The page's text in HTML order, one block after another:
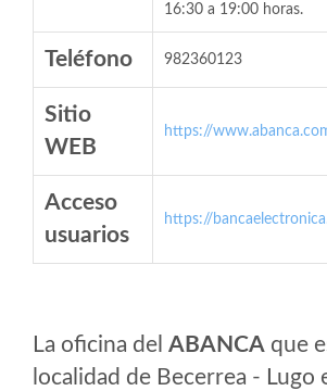
16:30 a 19:00 horas.
Teléfono 982360123
Sitio
WEB
https://
Acceso
usuarios
https://
La oficina del ABANCA que
localidad de Becerrea - Lugo